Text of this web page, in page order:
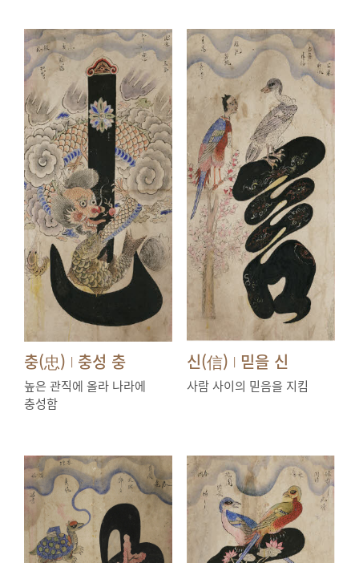
충(忠) | 충성 충
높은 관직에 올라 나라에
충성함
신(信) | 믿을 신
사람 사이의 믿음을 지킴